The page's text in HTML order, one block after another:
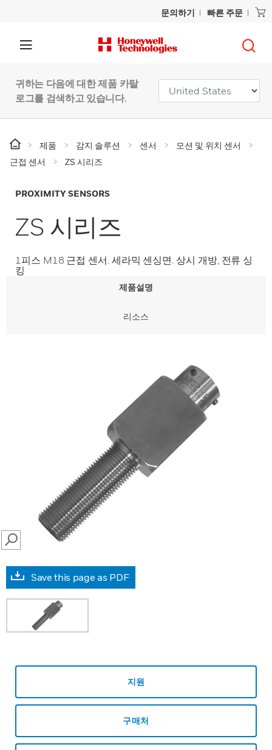
문의하기 빠른 주문
귀하는 다음에 대한 제품 카탈
로그를 검색하고 있습니다.
제품 감지 솔루션 센서
모션 및 위치 센서
근접 센서
ZS 시리즈
PROXIMITY SENSORS
ZS 시리즈
1피스 M18 근접 센서. 세라믹 센싱면. 상시 개방, 전류 싱
킹
제품설명
리소스
SEARCH
Save this page as PDF
지원
구매처